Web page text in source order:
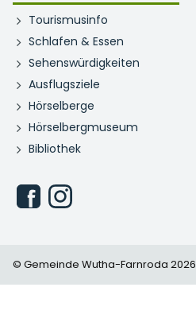
Tourismusinfo
Schlafen & Essen
Sehenswürdigkeiten
Ausflugsziele
Hörselberge
Hörselbergmuseum
Bibliothek
© Gemeinde Wutha-Farnroda 2026